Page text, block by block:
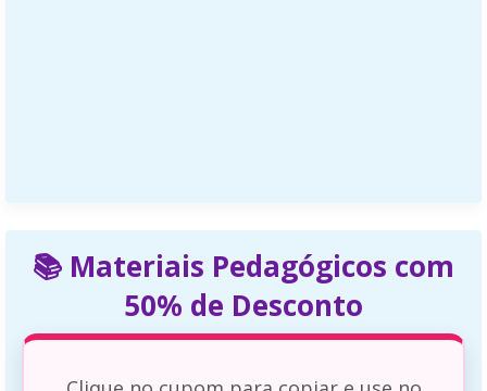
📚 Materiais Pedagógicos com
50% de Desconto